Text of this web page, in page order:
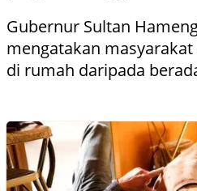
Gubernur Sultan
mengatakan
di rumah daripada